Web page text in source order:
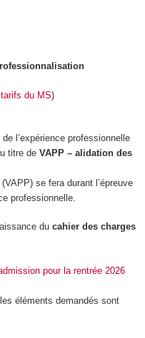
du MS)
l’expérience professionnelle
titre de VAPP – alidation des
(VAPP) se fera durant l’épreuve
professionnelle.
du cahier des charges
pour la rentrée 2026
éléments demandés sont